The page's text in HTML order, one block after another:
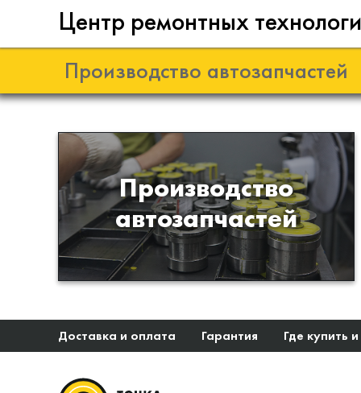
Центр ремонтных
Производство автозапчастей
Производство
автозапчастей
Разработка и
производство деталей из
эластомеров для подвески
автомобиля
Доставка и оплата Гарантия Где купить